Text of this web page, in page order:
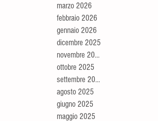
marzo 2026
febbraio 2026
gennaio 2026
dicembre 2025
novembre 2025
ottobre 2025
settembre 2025
agosto 2025
giugno 2025
maggio 2025